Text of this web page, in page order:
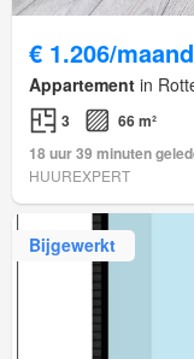
€ 1.206/maand
Appartement in
3
66 m²
18 uur 39 minuten
HUUREXPERT
Bijgewerkt